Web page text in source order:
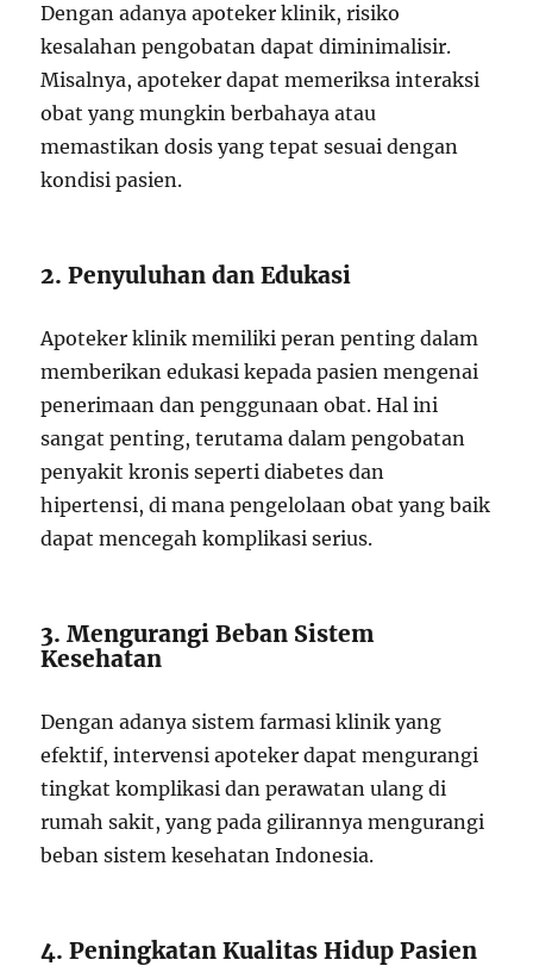
Dengan adanya apoteker klinik, risiko
kesalahan pengobatan dapat diminimalisir.
Misalnya, apoteker dapat memeriksa interaksi
obat yang mungkin berbahaya atau
memastikan dosis yang tepat sesuai dengan
kondisi pasien.
2. Penyuluhan dan Edukasi
Apoteker klinik memiliki peran penting dalam
memberikan edukasi kepada pasien mengenai
penerimaan dan penggunaan obat. Hal ini
sangat penting, terutama dalam pengobatan
penyakit kronis seperti diabetes dan
hipertensi, di mana pengelolaan obat yang baik
dapat mencegah komplikasi serius.
3. Mengurangi Beban Sistem
Kesehatan
Dengan adanya sistem farmasi klinik yang
efektif, intervensi apoteker dapat mengurangi
tingkat komplikasi dan perawatan ulang di
rumah sakit, yang pada gilirannya mengurangi
beban sistem kesehatan Indonesia.
4. Peningkatan Kualitas Hidup Pasien